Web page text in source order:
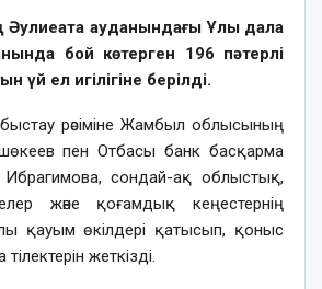
Әулиеата ауданындағы Ұлы дала
бой көтерген 196 пәтерлі
үй ел игілігіне берілді.
рәсіміне Жамбыл облысының
пен Отбасы банк басқарма
Ибрагимова, сондай-ақ облыстық,
және қоғамдық кеңестернің
қауым өкілдері қатысып, қоныс
жеткізді.